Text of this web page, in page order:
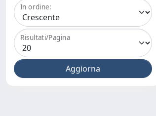
In ordine:
Risultati/Pagina